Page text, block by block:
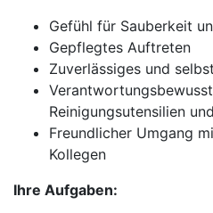
Gefühl für Sauberkeit
Gepflegtes Auftreten
Zuverlässiges und
Reinigungsutensilien
Freundlicher Umgang
Kollegen
Ihre Aufgaben: